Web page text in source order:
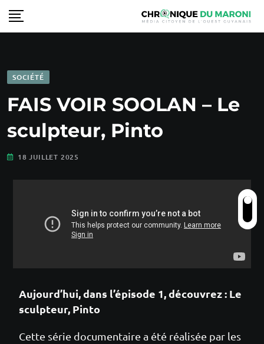
SOCIÉTÉ
FAIS VOIR SOOLAN – Le
sculpteur, Pinto
18 JUILLET 2025
Aujourd’hui, dans l’épisode 1, découvrez : Le
sculpteur, Pinto
Cette série documentaire a été réalisée par les